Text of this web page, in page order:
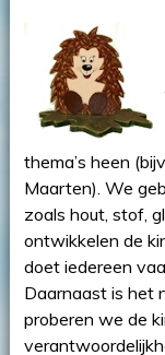
thema’s heen
Maarten). We
zoals hout, stof,
ontwikkelen de
doet iedereen
Daarnaast is het
proberen we de